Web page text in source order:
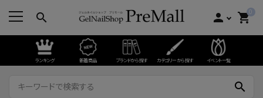
search person 0
shopping_cart
ランキング 新着商品 ブランドから探す カテゴリーから探す イベント一覧
search